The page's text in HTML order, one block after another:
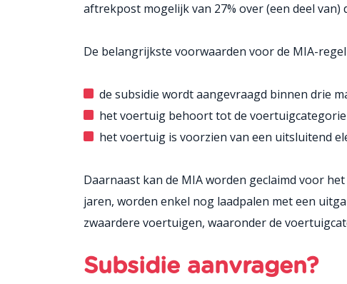
aftrekpost mogelijk van 27% over (een deel van)
De belangrijkste voorwaarden voor de MIA-
de subsidie wordt aangevraagd binnen drie
het voertuig behoort tot de
het voertuig is voorzien van een uitsluitend
Daarnaast kan de MIA worden geclaimd voor
jaren, worden enkel nog laadpalen met een
zwaardere voertuigen, waaronder de
Subsidie aanvragen?